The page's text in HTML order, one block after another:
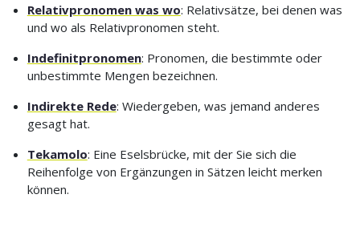
Relativpronomen was wo: Relativsätze, bei denen was
und wo als Relativpronomen steht.
Indefinitpronomen: Pronomen, die bestimmte oder
unbestimmte Mengen bezeichnen.
Indirekte Rede: Wiedergeben, was jemand anderes
gesagt hat.
Tekamolo: Eine Eselsbrücke, mit der Sie sich die
Reihenfolge von Ergänzungen in Sätzen leicht merken
können.